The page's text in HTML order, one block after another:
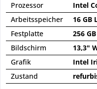
Prozessor
Intel
Arbeitsspeicher
16 GB
Festplatte
256
Bildschirm
13,3"
Grafik
Intel
Zustand